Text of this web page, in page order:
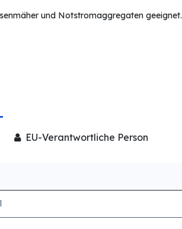
und Notstromaggregaten geeignet.
EU-Verantwortliche Person